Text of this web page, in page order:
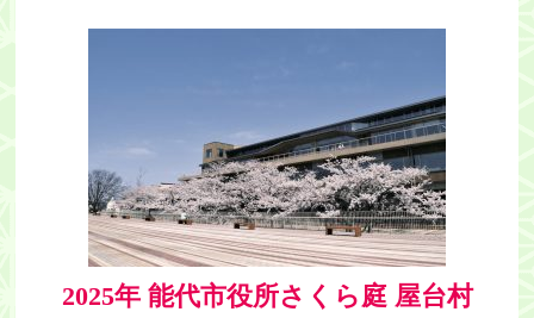
2025年 能代市役所さくら庭 屋台村